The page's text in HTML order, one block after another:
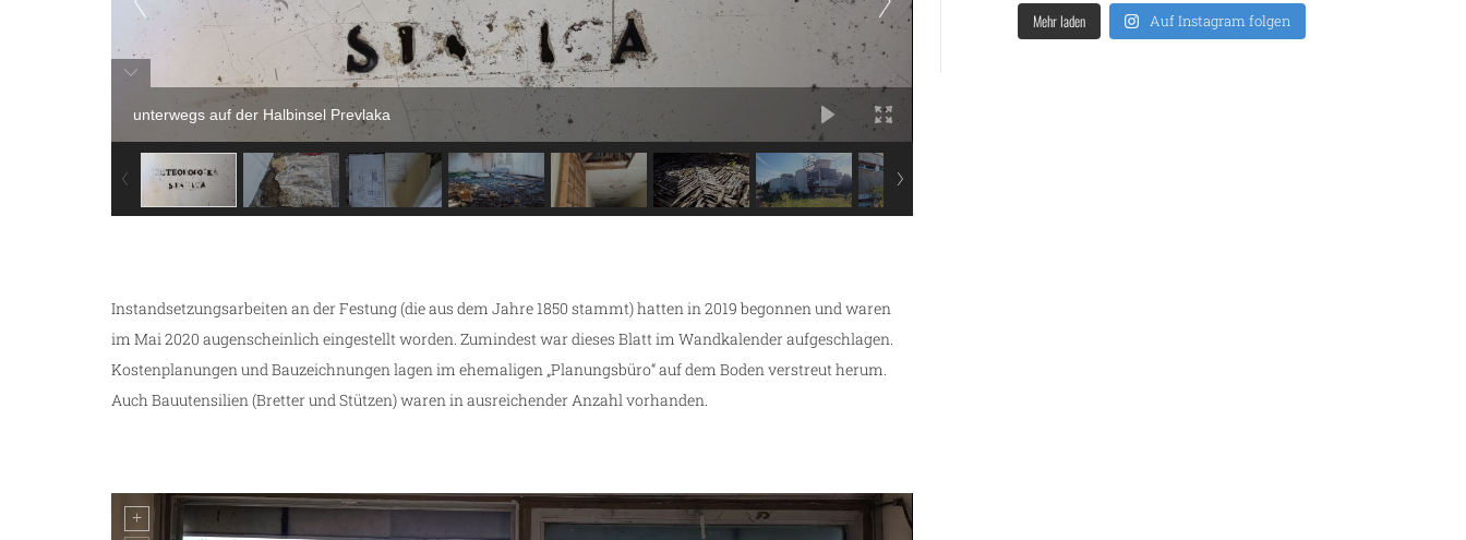
unterwegs auf der Halbinsel Prevlaka
Instandsetzungsarbeiten an der Festung (die aus dem Jahre 1850 stammt) hatten in 2019 begonnen und waren
im Mai 2020 augenscheinlich eingestellt worden. Zumindest war dieses Blatt im Wandkalender aufgeschlagen.
Kostenplanungen und Bauzeichnungen lagen im ehemaligen „Planungsbüro“ auf dem Boden verstreut herum.
Auch Bauutensilien (Bretter und Stützen) waren in ausreichender Anzahl vorhanden.
Mehr laden Auf Instagram folgen